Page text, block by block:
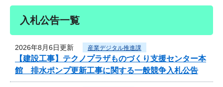
入札公告一覧
2026年8月6日更新 産業デジタル推進課
【建設工事】テクノプラザものづくり支援センター本
館 排水ポンプ更新工事に関する一般競争入札公告